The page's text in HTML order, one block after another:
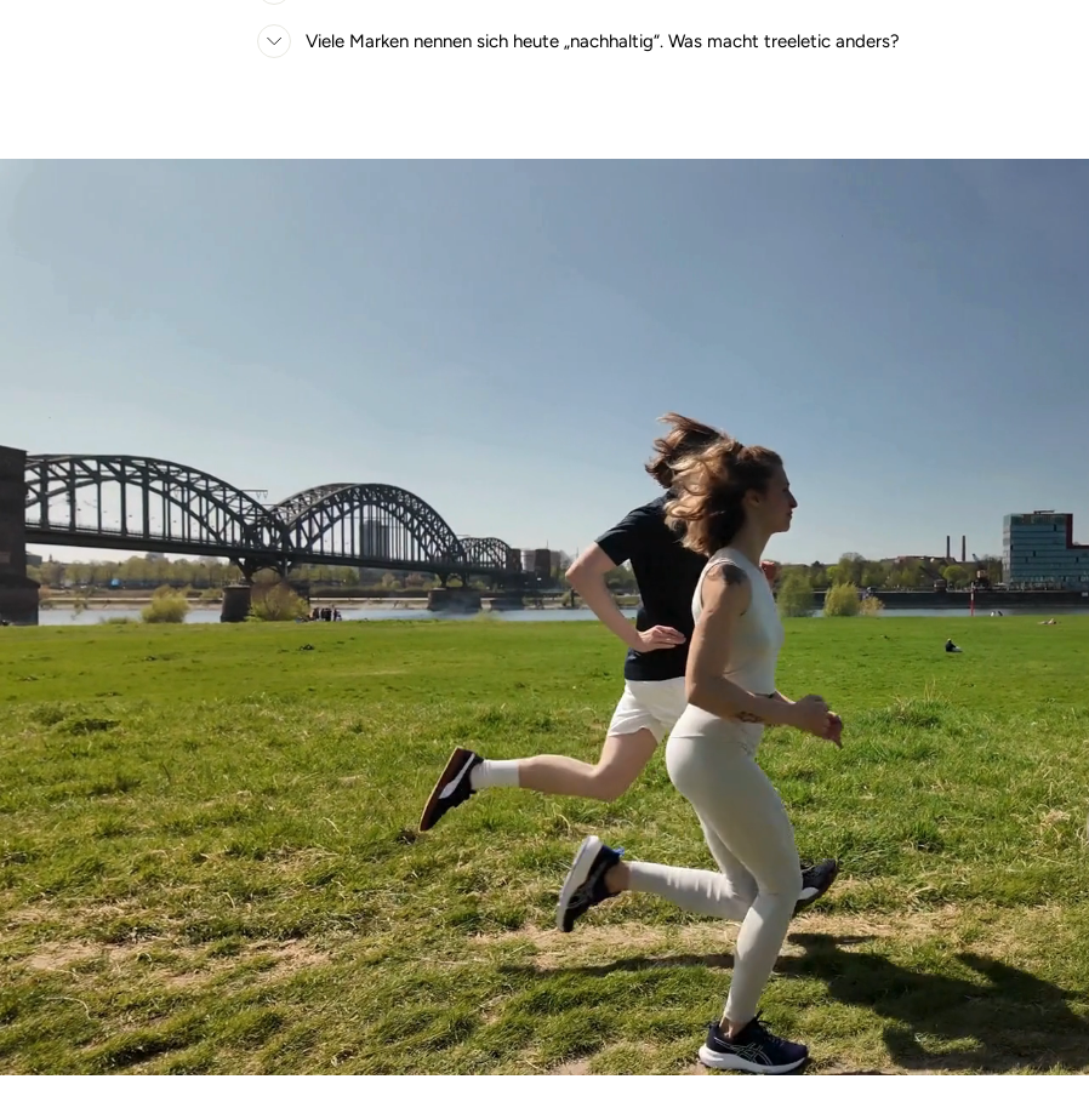
Viele Marken nennen sich heute „nachhaltig“. Was macht treeletic anders?